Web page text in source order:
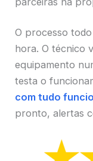
O processo
hora. O técnico
equipamento
testa o
com tudo
pronto, alertas